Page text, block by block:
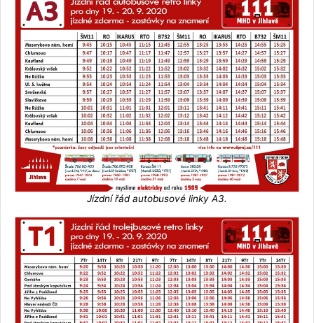
Jízdní řád autobusové linky A3.